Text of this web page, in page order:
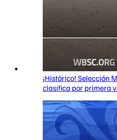
¡Histórico! Selección
clasifica por primera